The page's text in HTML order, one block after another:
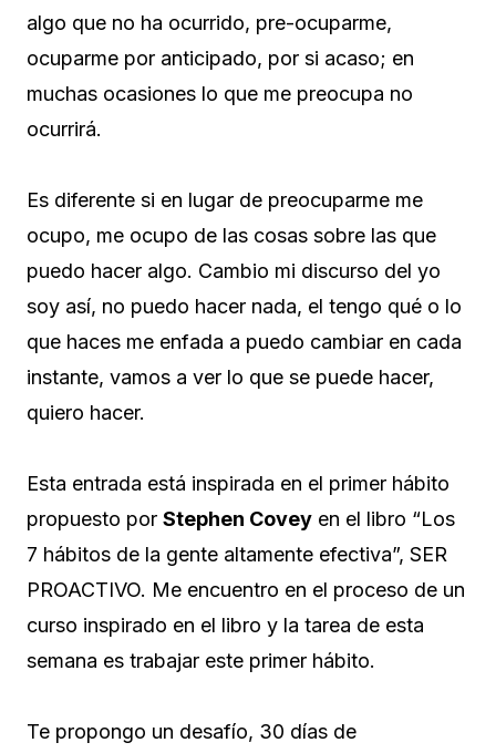
algo que no ha ocurrido, pre-ocuparme,
ocuparme por anticipado, por si acaso; en
muchas ocasiones lo que me preocupa no
ocurrirá.
Es diferente si en lugar de preocuparme me
ocupo, me ocupo de las cosas sobre las que
puedo hacer algo. Cambio mi discurso del yo
soy así, no puedo hacer nada, el tengo qué o lo
que haces me enfada a puedo cambiar en cada
instante, vamos a ver lo que se puede hacer,
quiero hacer.
Esta entrada está inspirada en el primer hábito
propuesto por Stephen Covey en el libro “Los
7 hábitos de la gente altamente efectiva”, SER
PROACTIVO. Me encuentro en el proceso de un
curso inspirado en el libro y la tarea de esta
semana es trabajar este primer hábito.
Te propongo un desafío, 30 días de